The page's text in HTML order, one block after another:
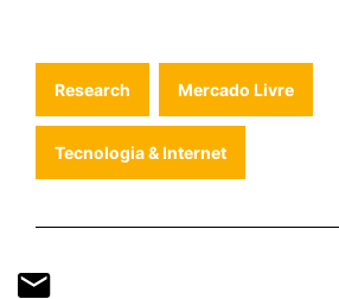
Research Mercado Livre
Tecnologia & Internet